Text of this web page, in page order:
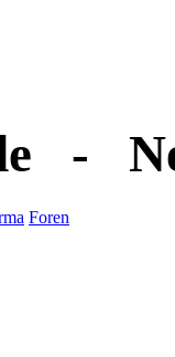
-
Foren